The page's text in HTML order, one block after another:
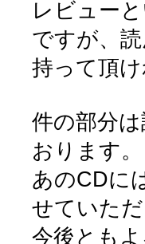
レビュー
ですが、
持って頂け
件の部分
おります。
あのCDに
せていただ
今後とも